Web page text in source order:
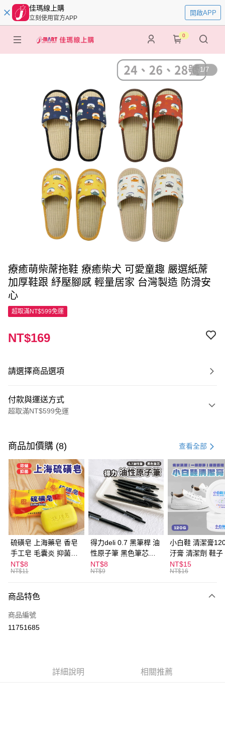
佳瑪線上購
立刻使用官方APP
開啟APP
0
1/7
療癒萌柴蓆拖鞋 療癒柴犬 可愛童趣 嚴選紙蓆
加厚鞋跟 紓壓腳感 輕量居家 台灣製造 防滑安
心
超取滿NT$599免運
NT$169
請選擇商品選項
付款與運送方式
超取滿NT$599免運
信用卡一次付款
超商取貨付款
LINE Pay
Apple Pay
街口支付
悠遊付
ATM付款
全家取貨付款
每筆NT$60，滿NT$599(含以上)免運費
付款後全家取貨
每筆NT$60，滿NT$599(含以上)免運費
商品加價購 (8) 查看全部
硫磺皂 上海藥皂 香皂
手工皂 毛囊炎 抑菌除
蟎 清潔護膚 去油去痘
寵物皮膚病 狗狗貓咪
NT$8
NT$11
得力deli 0.7 黑筆桿 油
性原子筆 黑色筆芯
S304
NT$8
NT$9
小白鞋 清潔膏
汙膏 清潔劑 鞋子
漬 白皮鞋 鞋油
NT$15
NT$16
商品特色
商品編號
11751685
詳細說明 相關推薦